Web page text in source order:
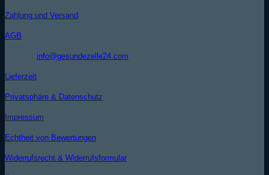
Zahlung und Versand
AGB
info@gesundezelle24.com
Lieferzeit
Privatsphäre & Datenschutz
Impressum
Echtheit von Bewertungen
Widerrufsrecht & Widerrufsformular